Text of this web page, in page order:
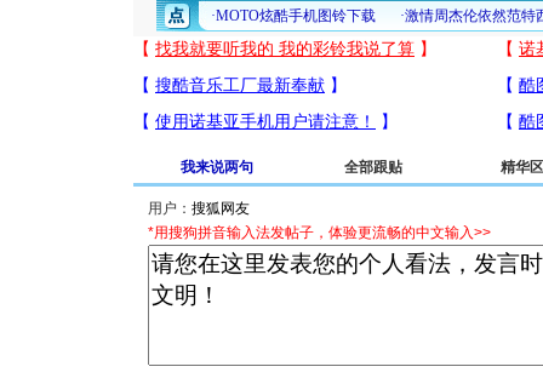
我来说两句 全部跟贴 精华区
用户：
*用搜狗拼音输入法发帖子，体验更流畅的中文输入>>